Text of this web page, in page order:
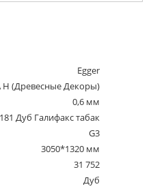
Egger
(Древесные Декоры)
0,6 мм
Дуб Галифакс табак
G3
3050*1320 мм
31 752
Дуб